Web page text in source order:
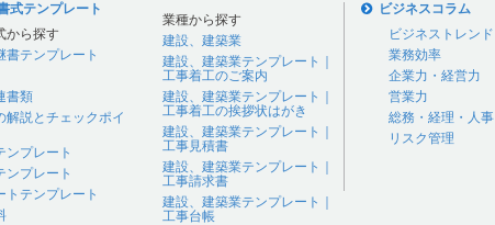
式テンプレート
から探す
書テンプレート
書類
解説とチェックポイ
ンプレート
ンプレート
トテンプレート
業種から探す
建設、建築業
建設、建築業テンプレート｜
工事着工のご案内
建設、建築業テンプレート｜
工事着工の挨拶状はがき
建設、建築業テンプレート｜
工事見積書
建設、建築業テンプレート｜
工事請求書
建設、建築業テンプレート｜
工事台帳
ビジネスコラム
ビジネストレンド
業務効率
企業力・経営力
営業力
総務・経理・人事
リスク管理